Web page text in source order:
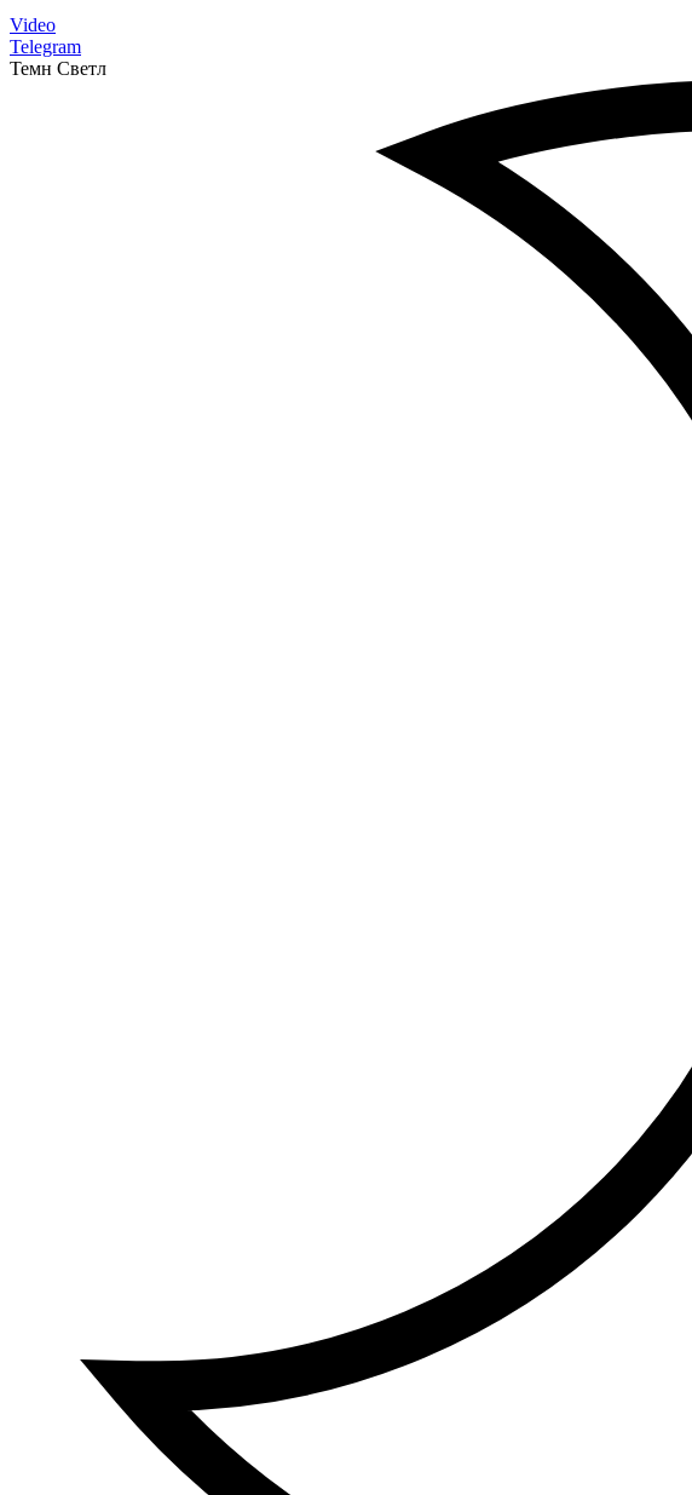
Video
Telegram
Темн Светл